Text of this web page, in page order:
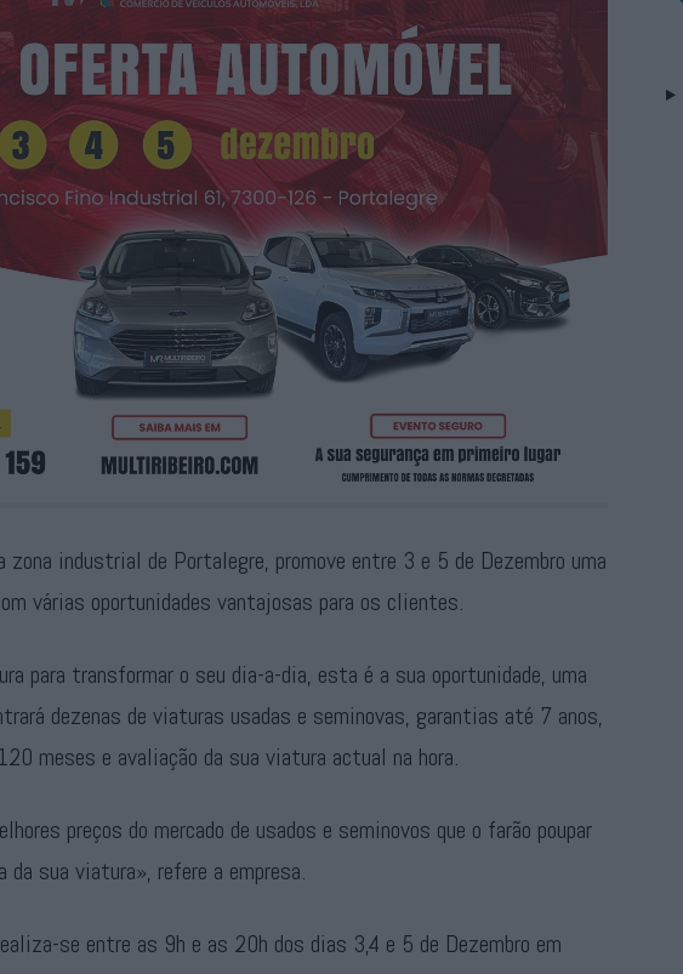
industrial de Portalegre, promove entre 3 e 5 de Dezembro uma
várias oportunidades vantajosas para os clientes.
para transformar o seu dia-a-dia, esta é a sua oportunidade, uma
dezenas de viaturas usadas e seminovas, garantias até 7 anos,
meses e avaliação da sua viatura actual na hora.
preços do mercado de usados e seminovos que o farão poupar
da sua viatura», refere a empresa.
se entre as 9h e as 20h dos dias 3,4 e 5 de Dezembro em